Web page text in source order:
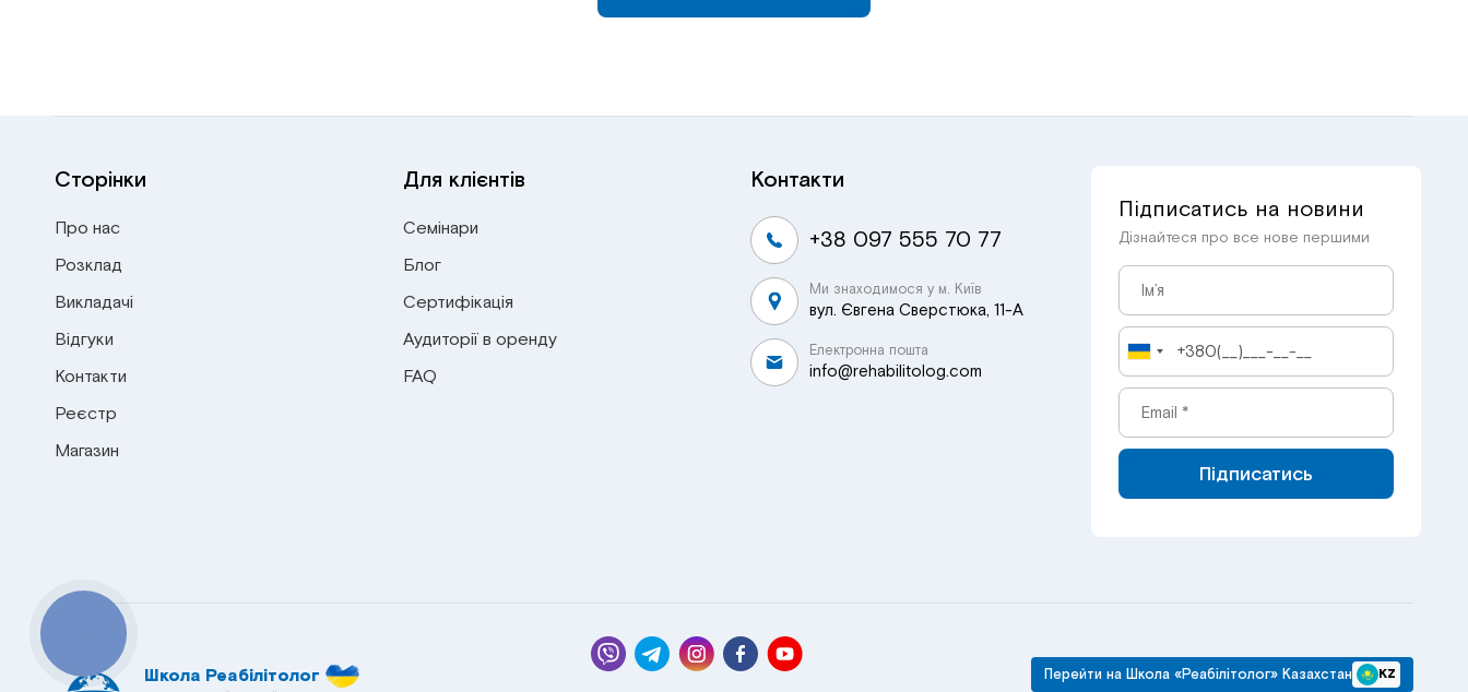
Сторінки
Про нас
Розклад
Викладачі
Відгуки
Контакти
Реєстр
Магазин
Для клієнтів
Семінари
Блог
Сертифікація
Аудиторії в оренду
FAQ
Контакти
+38 097 555 70 77
Ми знаходимося у м. Київ
вул. Євгена Сверстюка, 11-А
Електронна пошта
info@rehabilitolog.com
Підписатись на новини
Дізнайтеся про все нове першими
Підписатись
Школа Реабілітолог Перейти на Школа «Реабілітолог» Казахстан KZ